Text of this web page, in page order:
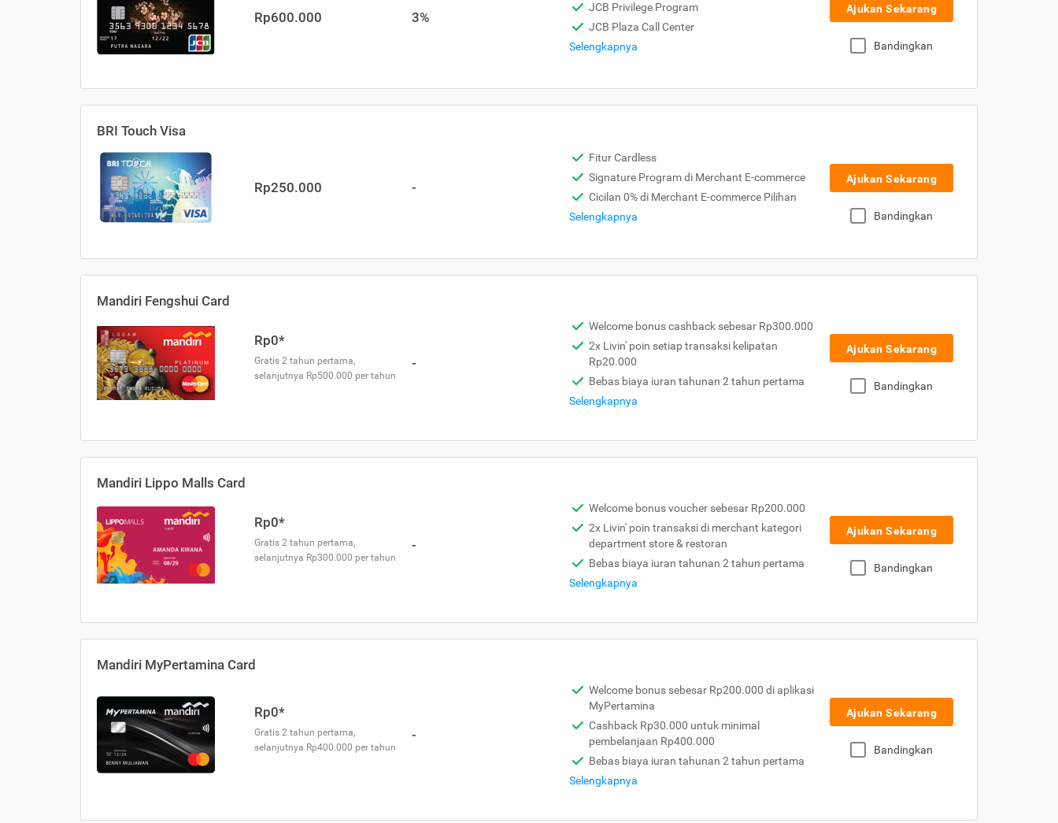
Rp600.000 3%
JCB Privilege Program
JCB Plaza Call Center
Selengkapnya
Ajukan Sekarang
Bandingkan
BRI Touch Visa
Rp250.000 -
Fitur Cardless
Signature Program di Merchant E-commerce
Cicilan 0% di Merchant E-commerce Pilihan
Selengkapnya
Ajukan Sekarang
Bandingkan
Mandiri Fengshui Card
Rp0*
Gratis 2 tahun pertama,
selanjutnya Rp500.000 per tahun
-
Welcome bonus cashback sebesar Rp300.000
2x Livin' poin setiap transaksi kelipatan
Rp20.000
Bebas biaya iuran tahunan 2 tahun pertama
Selengkapnya
Ajukan Sekarang
Bandingkan
Mandiri Lippo Malls Card
Rp0*
Gratis 2 tahun pertama,
selanjutnya Rp300.000 per tahun
-
Welcome bonus voucher sebesar Rp200.000
2x Livin' poin transaksi di merchant kategori
department store & restoran
Bebas biaya iuran tahunan 2 tahun pertama
Selengkapnya
Ajukan Sekarang
Bandingkan
Mandiri MyPertamina Card
Rp0*
Gratis 2 tahun pertama,
selanjutnya Rp400.000 per tahun
-
Welcome bonus sebesar Rp200.000 di aplikasi
MyPertamina
Cashback Rp30.000 untuk minimal
pembelanjaan Rp400.000
Bebas biaya iuran tahunan 2 tahun pertama
Selengkapnya
Ajukan Sekarang
Bandingkan